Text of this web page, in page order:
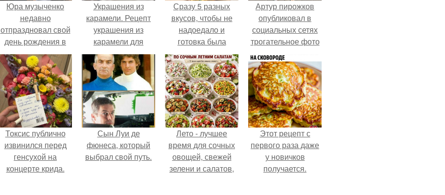
Юра музыченко
недавно
отпраздновал свой
день рождения в
кругу самых
близких и родных
людей.
Украшения из
карамели. Рецепт
украшения из
карамели для
тортов и пирожных.
Сразу 5 разных
вкусов, чтобы не
надоедало и
готовка была
проще.
Артур пирожков
опубликовал в
социальных сетях
трогательное фото
с супругой
Анжеликой,
сделанное во
время их недавнего
путешествия в
Италию.
Токсис публично
извинился перед
генсухой на
концерте крида.
Сын Луи де
фюнеса, который
выбрал свой путь.
Лето - лучшее
время для сочных
овощей, свежей
зелени и салатов,
Этот рецепт с
первого раза даже
у новичков
получается.